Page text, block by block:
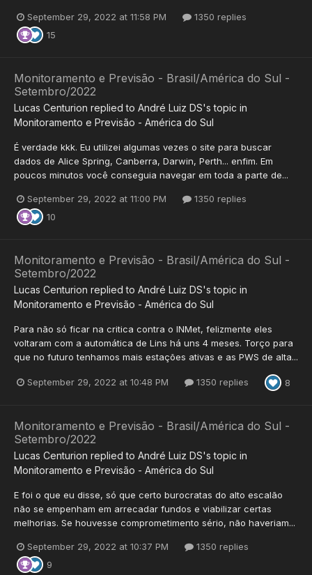
September 29, 2022 at 11:58 PM
1350 replies
15
Monitoramento e Previsão - Brasil/América do Sul -
Setembro/2022
Lucas Centurion replied to André Luiz DS's topic in
Monitoramento e Previsão - América do Sul
É verdade kkk. Eu utilizei algumas vezes o site para buscar
dados de Alice Spring, Canberra, Darwin, Perth... enfim. Em
poucos minutos você conseguia navegar em toda a parte de...
September 29, 2022 at 11:00 PM
1350 replies
10
Monitoramento e Previsão - Brasil/América do Sul -
Setembro/2022
Lucas Centurion replied to André Luiz DS's topic in
Monitoramento e Previsão - América do Sul
Para não só ficar na critica contra o INMet, felizmente eles
voltaram com a automática de Lins há uns 4 meses. Torço para
que no futuro tenhamos mais estações ativas e as PWS de alta...
September 29, 2022 at 10:48 PM 1350 replies 8
Monitoramento e Previsão - Brasil/América do Sul -
Setembro/2022
Lucas Centurion replied to André Luiz DS's topic in
Monitoramento e Previsão - América do Sul
E foi o que eu disse, só que certo burocratas do alto escalão
não se empenham em arrecadar fundos e viabilizar certas
melhorias. Se houvesse comprometimento sério, não haveriam...
September 29, 2022 at 10:37 PM
1350 replies
9